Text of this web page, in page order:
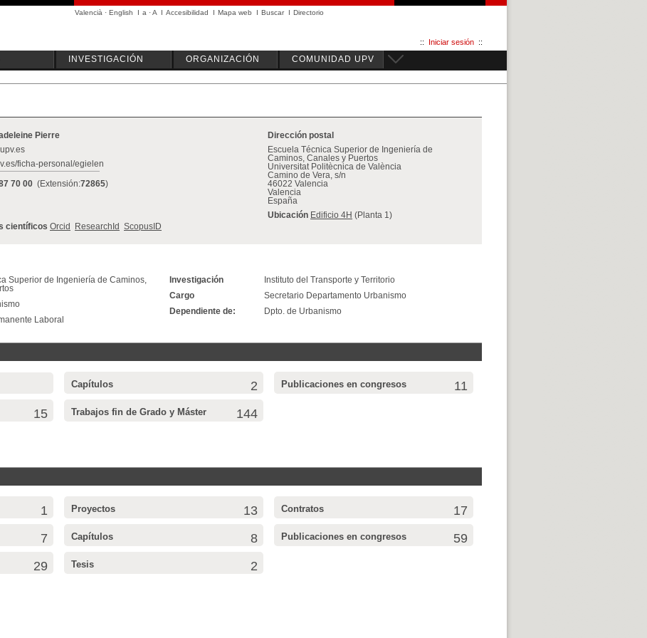
Valencià · English I a ·A I Accesibilidad I Mapa web I Buscar I Directorio
:: Iniciar sesión ::
INVESTIGACIÓN ORGANIZACIÓN COMUNIDAD UPV
Pierre
ficha-personal/egielen
70 00 (Extensión:72865)
científicos Orcid ResearchId ScopusID
Dirección postal
Escuela Técnica Superior de Ingeniería de
Caminos, Canales y Puertos
Universitat Politècnica de València
Camino de Vera, s/n
46022 Valencia
Valencia
España
Ubicación Edificio 4H (Planta 1)
Superior de Ingeniería de Caminos,
Laboral
Investigación
Instituto del Transporte y Territorio
Cargo
Secretario Departamento Urbanismo
Dependiente de:
Dpto. de Urbanismo
Capítulos 2 Publicaciones en congresos 11
15 Trabajos fin de Grado y Máster 144
1 Proyectos 13 Contratos 17
7 Capítulos 8 Publicaciones en congresos 59
29 Tesis 2